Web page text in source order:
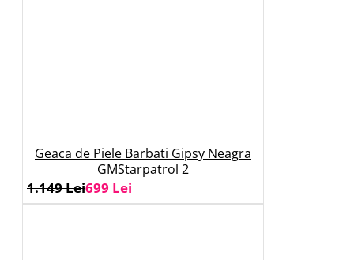
Geaca de Piele Barbati Gipsy Neagra
GMStarpatrol 2
699 Lei
1.149 Lei